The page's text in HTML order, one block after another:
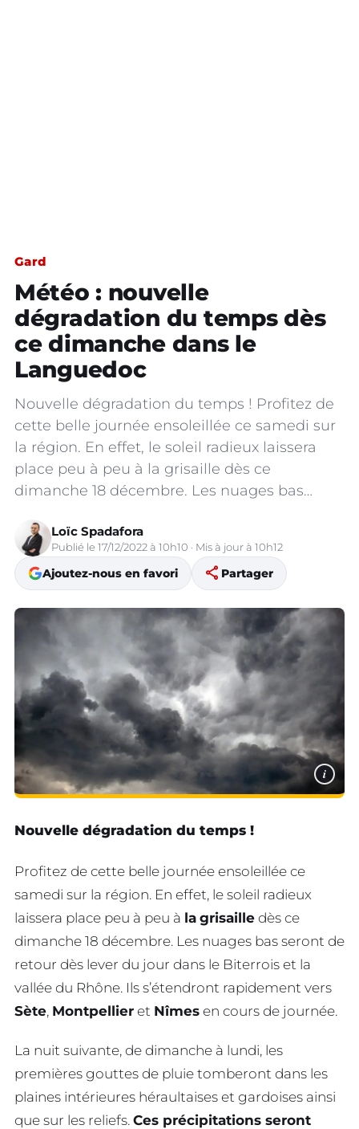
Gard
Météo : nouvelle
dégradation du temps dès
ce dimanche dans le
Languedoc
Nouvelle dégradation du temps ! Profitez de
cette belle journée ensoleillée ce samedi sur
la région. En effet, le soleil radieux laissera
place peu à peu à la grisaille dès ce
dimanche 18 décembre. Les nuages bas…
Loïc Spadafora
Publié le 17/12/2022 à 10h10 · Mis à jour à 10h12
Ajoutez-nous en favori share Partager
i
Nouvelle dégradation du temps !
Profitez de cette belle journée ensoleillée ce
samedi sur la région. En effet, le soleil radieux
laissera place peu à peu à la grisaille dès ce
dimanche 18 décembre. Les nuages bas seront de
retour dès lever du jour dans le Biterrois et la
vallée du Rhône. Ils s’étendront rapidement vers
Sète, Montpellier et Nîmes en cours de journée.
La nuit suivante, de dimanche à lundi, les
premières gouttes de pluie tomberont dans les
plaines intérieures héraultaises et gardoises ainsi
que sur les reliefs. Ces précipitations seront